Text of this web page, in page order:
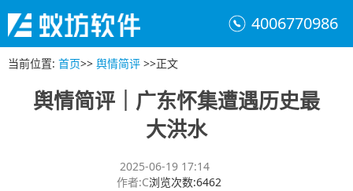
4006770986
当前位置: 首页>> 舆情简评 >>正文
舆情简评｜广东怀集遭遇历史最
大洪水
2025-06-19 17:14
作者:C浏览次数:6462